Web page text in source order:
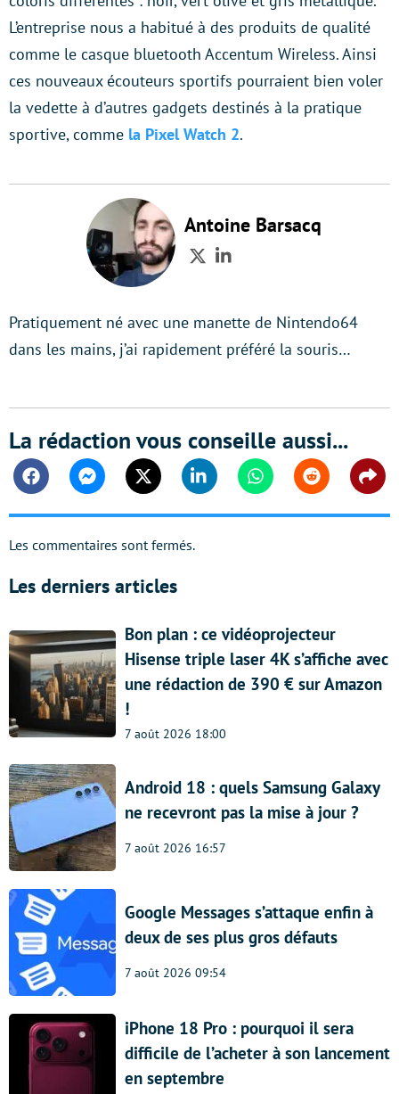
L’entreprise nous a habitué à des produits de qualité
comme le casque bluetooth Accentum Wireless. Ainsi
ces nouveaux écouteurs sportifs pourraient bien voler
la vedette à d’autres gadgets destinés à la pratique
sportive, comme la Pixel Watch 2.
Antoine Barsacq
TwitterLinkedIn
Pratiquement né avec une manette de Nintendo64
dans les mains, j’ai rapidement préféré la souris…
La rédaction vous conseille aussi...
FacebookMessengerTwitter Linkedin WhatsappReddit
Les commentaires sont fermés.
Les derniers articles
Bon plan : ce vidéoprojecteur
Hisense triple laser 4K s’affiche avec
une rédaction de 390 € sur Amazon
!
7 août 2026 18:00
Android 18 : quels Samsung Galaxy
ne recevront pas la mise à jour ?
7 août 2026 16:57
Google Messages s’attaque enfin à
deux de ses plus gros défauts
7 août 2026 09:54
iPhone 18 Pro : pourquoi il sera
difficile de l’acheter à son lancement
en septembre